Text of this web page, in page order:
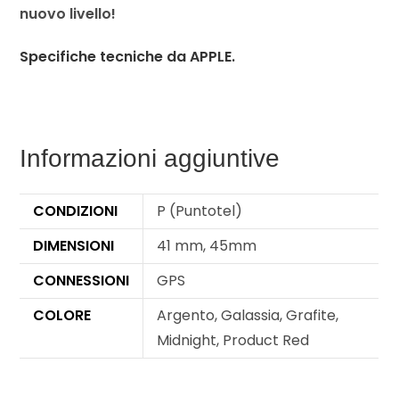
nuovo livello!
Specifiche tecniche da APPLE.
Informazioni aggiuntive
CONDIZIONI
P (Puntotel)
DIMENSIONI
41 mm, 45mm
CONNESSIONI
GPS
COLORE
Argento, Galassia, Grafite,
Midnight, Product Red